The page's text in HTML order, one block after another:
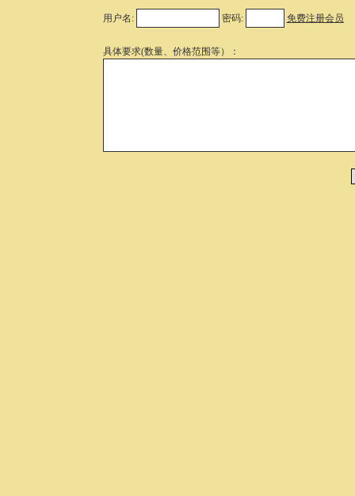
用户名: 密码: 免费注册会员
具体要求(数量、价格范围等）：